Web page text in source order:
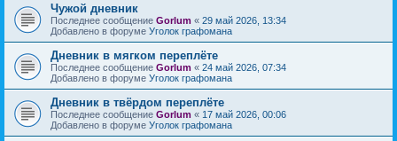
Чужой дневник
Последнее сообщение Gorlum « 29 май 2026, 13:34
Добавлено в форуме Уголок графомана
Дневник в мягком переплёте
Последнее сообщение Gorlum « 24 май 2026, 07:34
Добавлено в форуме Уголок графомана
Дневник в твёрдом переплёте
Последнее сообщение Gorlum « 17 май 2026, 00:06
Добавлено в форуме Уголок графомана